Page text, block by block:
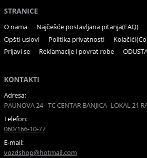
STRANICE
O nama Najčešće postavljana pitanja(FAQ)
Opšti uslovi
Politika privatnosti
Prijavi se
Reklamacije i povrat robe
KONTAKTI
Adresa:
PAUNOVA 24 - TC CENTAR BANJICA -LOKAL 21
Telefon:
060/166-10-77
E-mail:
vozdshop@hotmail.com